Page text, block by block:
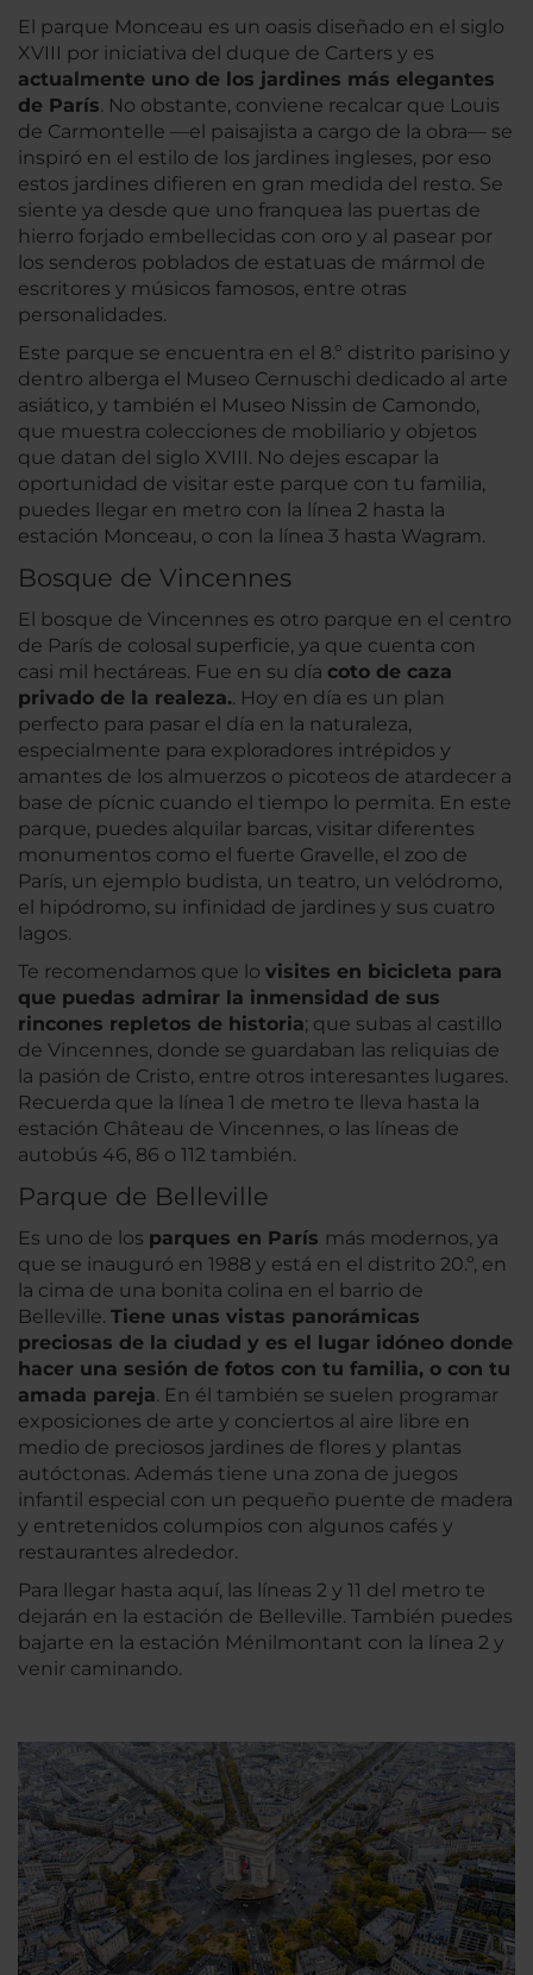
El parque Monceau es un oasis diseñado en el siglo
XVIII por iniciativa del duque de Carters y es
actualmente uno de los jardines más elegantes
de París. No obstante, conviene recalcar que Louis
de Carmontelle —el paisajista a cargo de la obra— se
inspiró en el estilo de los jardines ingleses, por eso
estos jardines difieren en gran medida del resto. Se
siente ya desde que uno franquea las puertas de
hierro forjado embellecidas con oro y al pasear por
los senderos poblados de estatuas de mármol de
escritores y músicos famosos, entre otras
personalidades.
Este parque se encuentra en el 8.º distrito parisino y
dentro alberga el Museo Cernuschi dedicado al arte
asiático, y también el Museo Nissin de Camondo,
que muestra colecciones de mobiliario y objetos
que datan del siglo XVIII. No dejes escapar la
oportunidad de visitar este parque con tu familia,
puedes llegar en metro con la línea 2 hasta la
estación Monceau, o con la línea 3 hasta Wagram.
Bosque de Vincennes
El bosque de Vincennes es otro parque en el centro
de París de colosal superficie, ya que cuenta con
casi mil hectáreas. Fue en su día coto de caza
privado de la realeza.. Hoy en día es un plan
perfecto para pasar el día en la naturaleza,
especialmente para exploradores intrépidos y
amantes de los almuerzos o picoteos de atardecer a
base de pícnic cuando el tiempo lo permita. En este
parque, puedes alquilar barcas, visitar diferentes
monumentos como el fuerte Gravelle, el zoo de
París, un ejemplo budista, un teatro, un velódromo,
el hipódromo, su infinidad de jardines y sus cuatro
lagos.
Te recomendamos que lo visites en bicicleta para
que puedas admirar la inmensidad de sus
rincones repletos de historia; que subas al castillo
de Vincennes, donde se guardaban las reliquias de
la pasión de Cristo, entre otros interesantes lugares.
Recuerda que la línea 1 de metro te lleva hasta la
estación Château de Vincennes, o las líneas de
autobús 46, 86 o 112 también.
Parque de Belleville
Es uno de los parques en París más modernos, ya
que se inauguró en 1988 y está en el distrito 20.º, en
la cima de una bonita colina en el barrio de
Belleville. Tiene unas vistas panorámicas
preciosas de la ciudad y es el lugar idóneo donde
hacer una sesión de fotos con tu familia, o con tu
amada pareja. En él también se suelen programar
exposiciones de arte y conciertos al aire libre en
medio de preciosos jardines de flores y plantas
autóctonas. Además tiene una zona de juegos
infantil especial con un pequeño puente de madera
y entretenidos columpios con algunos cafés y
restaurantes alrededor.
Para llegar hasta aquí, las líneas 2 y 11 del metro te
dejarán en la estación de Belleville. También puedes
bajarte en la estación Ménilmontant con la línea 2 y
venir caminando.